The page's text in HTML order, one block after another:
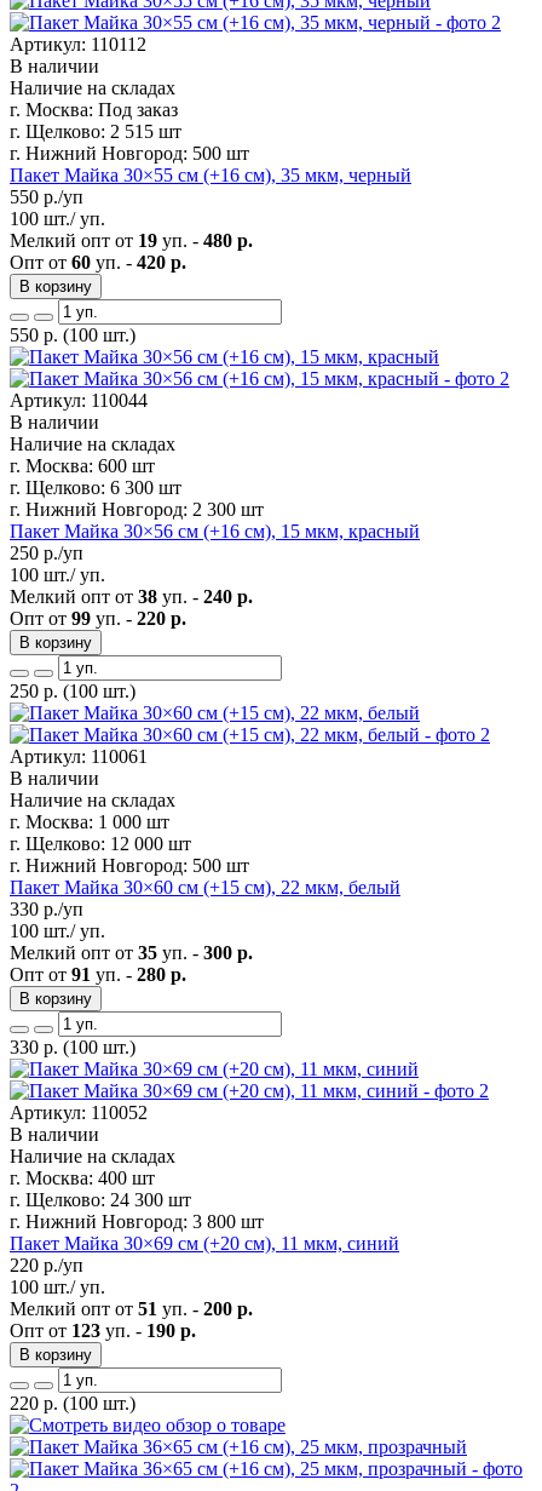
Артикул: 110112
В наличии
Наличие на складах
г. Москва: Под заказ
г. Щелково: 2 515 шт
г. Нижний Новгород: 500 шт
Пакет Майка 30×55 см (+16 см), 35 мкм, черный
550 р./уп
100 шт./ уп.
Мелкий опт от 19 уп. - 480 р.
Опт от 60 уп. - 420 р.
В корзину
550 р. (100 шт.)
Артикул: 110044
В наличии
Наличие на складах
г. Москва: 600 шт
г. Щелково: 6 300 шт
г. Нижний Новгород: 2 300 шт
Пакет Майка 30×56 см (+16 см), 15 мкм, красный
250 р./уп
100 шт./ уп.
Мелкий опт от 38 уп. - 240 р.
Опт от 99 уп. - 220 р.
В корзину
250 р. (100 шт.)
Артикул: 110061
В наличии
Наличие на складах
г. Москва: 1 000 шт
г. Щелково: 12 000 шт
г. Нижний Новгород: 500 шт
Пакет Майка 30×60 см (+15 см), 22 мкм, белый
330 р./уп
100 шт./ уп.
Мелкий опт от 35 уп. - 300 р.
Опт от 91 уп. - 280 р.
В корзину
330 р. (100 шт.)
Артикул: 110052
В наличии
Наличие на складах
г. Москва: 400 шт
г. Щелково: 24 300 шт
г. Нижний Новгород: 3 800 шт
Пакет Майка 30×69 см (+20 см), 11 мкм, синий
220 р./уп
100 шт./ уп.
Мелкий опт от 51 уп. - 200 р.
Опт от 123 уп. - 190 р.
В корзину
220 р. (100 шт.)